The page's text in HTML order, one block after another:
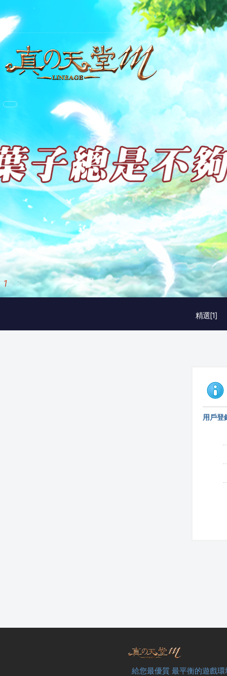
精選[1]
1 / 3
用戶登
給您最優質 最平衡的遊戲